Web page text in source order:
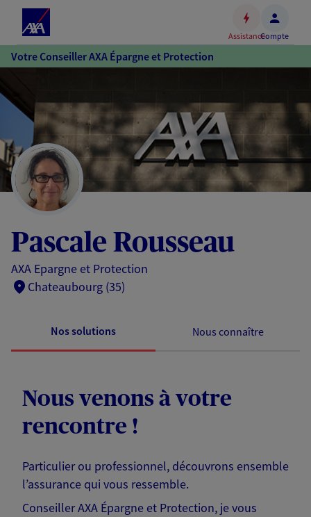
Accéder
au
Accéder
au
pied
de
page
AssistanceCompte
Votre Conseiller AXA Épargne et Protection
Pascale Rousseau
AXA Epargne et Protection
Chateaubourg (35)
Nos solutions Nous connaître
Nous venons à votre
rencontre !
Particulier ou professionnel, découvrons ensemble
l’assurance qui vous ressemble.
Conseiller AXA Épargne et Protection, je vous